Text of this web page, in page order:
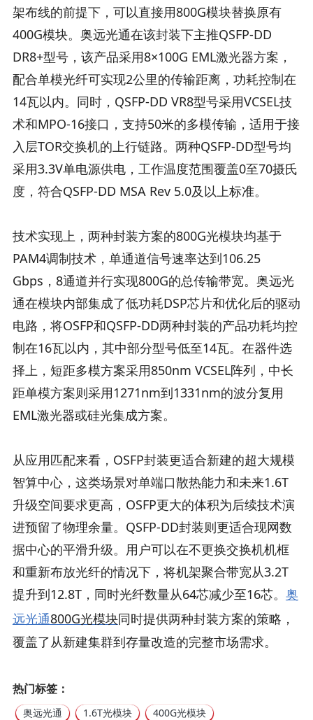
热门标签：
奥远光通 1.6T光模块
400G光模块
架布线的前提下，可以直接用800G模块替换原有
400G模块。奥远光通在该封装下主推QSFP-DD
DR8+型号，该产品采用8×100G EML激光器方案，
配合单模光纤可实现2公里的传输距离，功耗控制在
14瓦以内。同时，QSFP-DD VR8型号采用VCSEL技
术和MPO-16接口，支持50米的多模传输，适用于接
入层TOR交换机的上行链路。两种QSFP-DD型号均
采用3.3V单电源供电，工作温度范围覆盖0至70摄氏
度，符合QSFP-DD MSA Rev 5.0及以上标准。
技术实现上，两种封装方案的800G光模块均基于
PAM4调制技术，单通道信号速率达到106.25
Gbps，8通道并行实现800G的总传输带宽。奥远光
通在模块内部集成了低功耗DSP芯片和优化后的驱动
电路，将OSFP和QSFP-DD两种封装的产品功耗均控
制在16瓦以内，其中部分型号低至14瓦。在器件选
择上，短距多模方案采用850nm VCSEL阵列，中长
距单模方案则采用1271nm到1331nm的波分复用
EML激光器或硅光集成方案。
从应用匹配来看，OSFP封装更适合新建的超大规模
智算中心，这类场景对单端口散热能力和未来1.6T
升级空间要求更高，OSFP更大的体积为后续技术演
进预留了物理余量。QSFP-DD封装则更适合现网数
据中心的平滑升级。用户可以在不更换交换机机框
和重新布放光纤的情况下，将机架聚合带宽从3.2T
提升到12.8T，同时光纤数量从64芯减少至16芯。 奥
远光通800G光模块同时提供两种封装方案的策略，
覆盖了从新建集群到存量改造的完整市场需求。